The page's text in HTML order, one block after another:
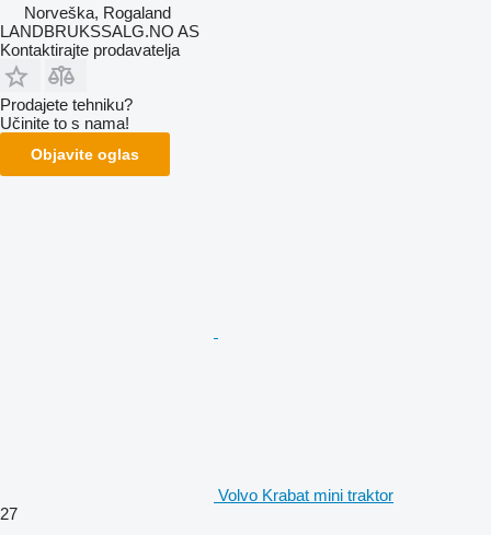
Norveška, Rogaland
LANDBRUKSSALG.NO AS
Kontaktirajte prodavatelja
Prodajete tehniku?
Učinite to s nama!
Objavite oglas
Volvo Krabat mini traktor
27